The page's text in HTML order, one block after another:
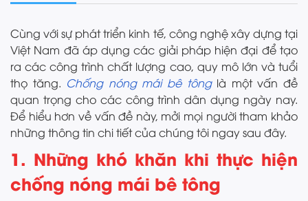
Cùng với sự phát triển kinh tế, công nghệ xây dựng tại
Việt Nam đã áp dụng các giải pháp hiện đại để tạo
ra các công trình chất lượng cao, quy mô lớn và tuổi
thọ tăng. Chống nóng mái bê tônglà một vấn đề
quan trọng cho các công trình dân dụng ngày nay.
Để hiểu hơn về vấn đề này, mởi mọi người tham khảo
những thông tin chi tiết của chúng tôi ngay sau đây.
1. Những khó khăn khi thực hiện
chống nóng mái bê tông